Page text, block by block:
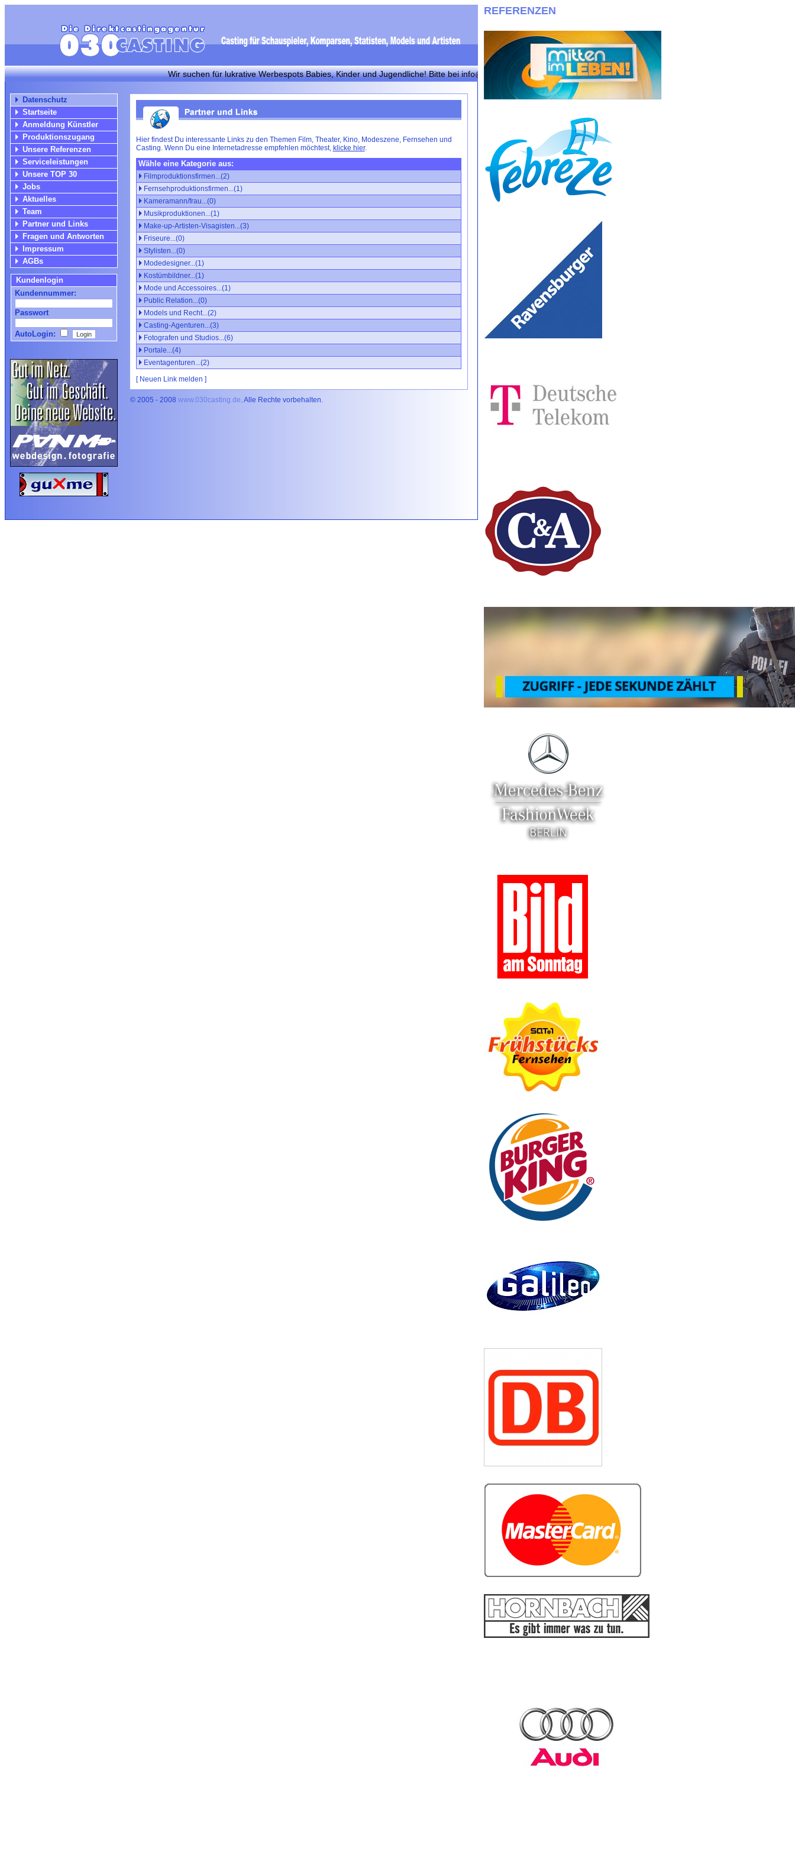
Wir suchen für lukrative Werbespots Babies, Kinder und Jugendliche! Bitte bei info@030casting mit Fotos+Maßen bewerben!!! + + + Wir suchen immer eineige Zwillinge!
Datenschutz
Startseite
Anmeldung Künstler
Produktionszugang
Unsere Referenzen
Serviceleistungen
Unsere TOP 30
Jobs
Aktuelles
Team
Partner und Links
Fragen und Antworten
Impressum
AGBs
Kundenlogin
Kundennummer:
Passwort
AutoLogin:
Hier findest Du interessante Links zu den Themen Film, Theater, Kino, Modeszene, Fernsehen und
Casting. Wenn Du eine Internetadresse empfehlen möchtest, klicke hier.
Wähle eine Kategorie aus:
Filmproduktionsfirmen...(2)
Fernsehproduktionsfirmen...(1)
Kameramann/frau...(0)
Musikproduktionen...(1)
Make-up-Artisten-Visagisten...(3)
Friseure...(0)
Stylisten...(0)
Modedesigner...(1)
Kostümbildner...(1)
Mode und Accessoires...(1)
Public Relation...(0)
Models und Recht...(2)
Casting-Agenturen...(3)
Fotografen und Studios...(6)
Portale...(4)
Eventagenturen...(2)
[ Neuen Link melden ]
© 2005 - 2008 www.030casting.de. Alle Rechte vorbehalten.
REFERENZEN